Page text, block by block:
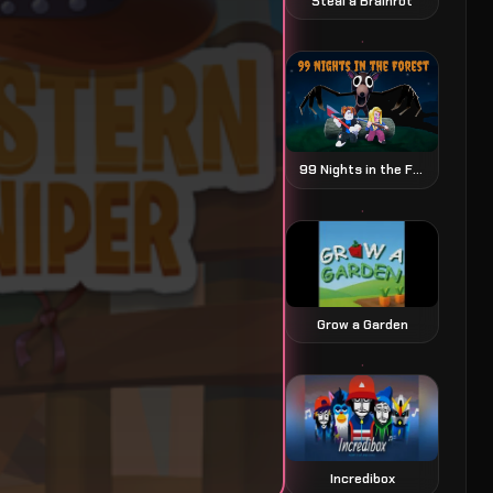
99 Nights in the Forest 森の99夜
Grow a Garden
Incredibox